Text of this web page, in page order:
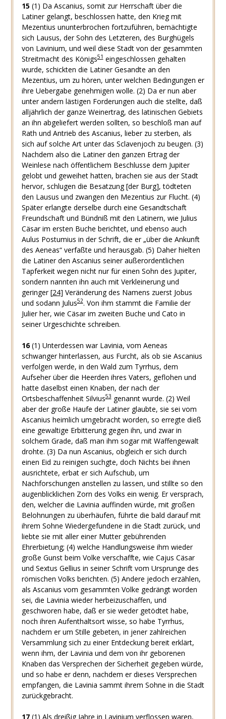
15 (1) Da Ascanius, somit zur Herrschaft über die
Latiner gelangt, beschlossen hatte, den Krieg mit
Mezentius ununterbrochen fortzuführen, bemächtigte
sich Lausus, der Sohn des Letzteren, des Burghügels
von Lavinium, und weil diese Stadt von der gesammten
Streitmacht des Königs51eingeschlossen gehalten
wurde, schickten die Latiner Gesandte an den
Mezentius, um zu hören, unter welchen Bedingungen er
ihre Uebergabe genehmigen wolle. (2) Da er nun aber
unter andern lästigen Forderungen auch die stellte, daß
alljährlich der ganze Weinertrag, des latinischen Gebiets
an ihn abgeliefert werden sollten, so beschloß man auf
Rath und Antrieb des Ascanius, lieber zu sterben, als
sich auf solche Art unter das Sclavenjoch zu beugen. (3)
Nachdem also die Latiner den ganzen Ertrag der
Weinlese nach öffentlichem Beschlusse dem Jupiter
gelobt und geweihet hatten, brachen sie aus der Stadt
hervor, schlugen die Besatzung [der Burg], tödteten
den Lausus und zwangen den Mezentius zur Flucht. (4)
Später erlangte derselbe durch eine Gesandtschaft
Freundschaft und Bündniß mit den Latinern, wie Julius
Cäsar im ersten Buche berichtet, und ebenso auch
Aulus Postumius in der Schrift, die er „über die Ankunft
des Aeneas“ verfaßte und herausgab. (5) Daher hielten
die Latiner den Ascanius seiner außerordentlichen
Tapferkeit wegen nicht nur für einen Sohn des Jupiter,
sondern nannten ihn auch mit Verkleinerung und
geringer[24] Veränderung des Namens zuerst Jobus
und sodann Julus52. Von ihm stammt die Familie der
Julier her, wie Cäsar im zweiten Buche und Cato in
seiner Urgeschichte schreiben.
16 (1) Unterdessen war Lavinia, vom Aeneas
schwanger hinterlassen, aus Furcht, als ob sie Ascanius
verfolgen werde, in den Wald zum Tyrrhus, dem
Aufseher über die Heerden ihres Vaters, geflohen und
hatte daselbst einen Knaben, der nach der
Ortsbeschaffenheit Silvius53genannt wurde. (2) Weil
aber der große Haufe der Latiner glaubte, sie sei vom
Ascanius heimlich umgebracht worden, so erregte dieß
eine gewaltige Erbitterung gegen ihn, und zwar in
solchem Grade, daß man ihm sogar mit Waffengewalt
drohte. (3) Da nun Ascanius, obgleich er sich durch
einen Eid zu reinigen suchgte, doch Nichts bei ihnen
ausrichtete, erbat er sich Aufschub, um
Nachforschungen anstellen zu lassen, und stillte so den
augenblicklichen Zorn des Volks ein wenig. Er versprach,
den, welcher die Lavinia auffinden würde, mit großen
Belohnungen zu überhäufen, führte die bald darauf mit
ihrem Sohne Wiedergefundene in die Stadt zurück, und
liebte sie mit aller einer Mutter gebührenden
Ehrerbietung; (4) welche Handlungsweise ihm wieder
große Gunst beim Volke verschaffte, wie Cajus Cäsar
und Sextus Gellius in seiner Schrift vom Ursprunge des
römischen Volks berichten. (5) Andere jedoch erzählen,
als Ascanius vom gesammten Volke gedrängt worden
sei, die Lavinia wieder herbeizuschaffen, und
geschworen habe, daß er sie weder getödtet habe,
noch ihren Aufenthaltsort wisse, so habe Tyrrhus,
nachdem er um Stille gebeten, in jener zahlreichen
Versammlung sich zu einer Entdeckung bereit erklärt,
wenn ihm, der Lavinia und dem von ihr geborenen
Knaben das Versprechen der Sicherheit gegeben würde,
und so habe er denn, nachdem er dieses Versprechen
empfangen, die Lavinia sammt ihrem Sohne in die Stadt
zurückgebracht.
17 (1) Als dreißig Jahre in Lavinium verflossen waren,